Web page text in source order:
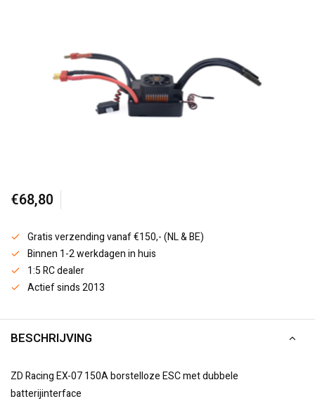
€68,80
Gratis verzending vanaf €150,- (NL & BE)
Binnen 1-2 werkdagen in huis
1:5 RC dealer
Actief sinds 2013
BESCHRIJVING
ZD Racing EX-07 150A borstelloze ESC met dubbele
batterijinterface